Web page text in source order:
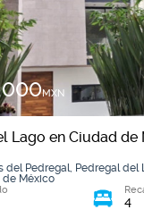
MXN
Lago en Ciudad de
del Pedregal, Pedregal del
de México
4